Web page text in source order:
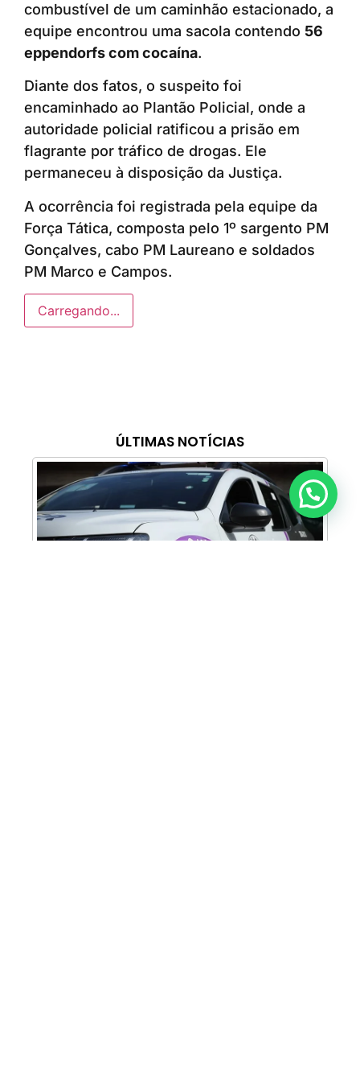
ÚLTIMAS NOTÍCIAS
combustível de um caminhão estacionado, a
equipe encontrou uma sacola contendo 56
eppendorfs com cocaína.
Diante dos fatos, o suspeito foi
encaminhado ao Plantão Policial, onde a
autoridade policial ratificou a prisão em
flagrante por tráfico de drogas. Ele
permaneceu à disposição da Justiça.
A ocorrência foi registrada pela equipe da
Força Tática, composta pelo 1º sargento PM
Gonçalves, cabo PM Laureano e soldados
PM Marco e Campos.
Carregando...
Anunciar ou recomendar matéria